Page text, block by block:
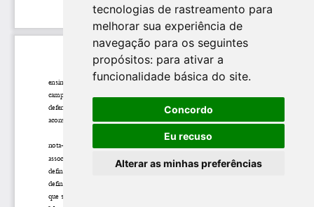
tecnologias de rastreamento para
melhorar sua experiência de
navegação para os seguintes
propósitos: para ativar a
funcionalidade básica do site.
Concordo
Eu recuso
Alterar as minhas preferências